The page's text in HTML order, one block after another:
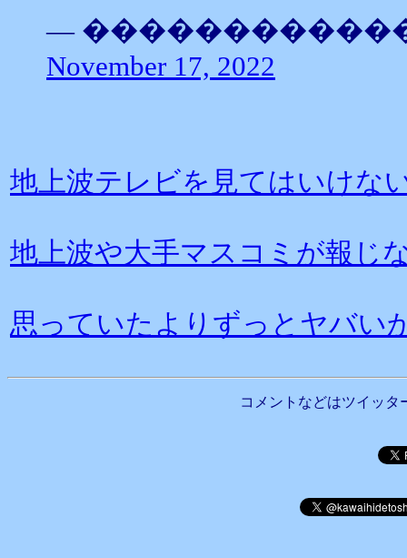
— ������������ほー
November 17, 2022
地上波テレビを見てはいけな
地上波や大手マスコミが報じ
思っていたよりずっとヤバい
コメントなどはツイッタ